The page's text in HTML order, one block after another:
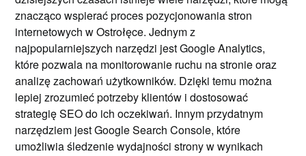
znacząco wspierać proces pozycjonowania stron
internetowych w Ostrołęce. Jednym z
najpopularniejszych narzędzi jest Google Analytics,
które pozwala na monitorowanie ruchu na stronie oraz
analizę zachowań użytkowników. Dzięki temu można
lepiej zrozumieć potrzeby klientów i dostosować
strategię SEO do ich oczekiwań. Innym przydatnym
narzędziem jest Google Search Console, które
umożliwia śledzenie wydajności strony w wynikach